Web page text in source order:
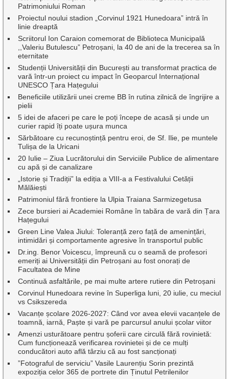
Patrimoniului Roman
Proiectul noului stadion „Corvinul 1921 Hunedoara” intră în
linie dreaptă
Scriitorul Ion Caraion comemorat de Biblioteca Municipală
,,Valeriu Butulescu” Petroșani, la 40 de ani de la trecerea sa în
eternitate
Studenții Universității din București au transformat practica de
vară într-un proiect cu impact în Geoparcul Internațional
UNESCO Țara Hațegului
Beneficiile utilizării unei creme BB în rutina zilnică de îngrijire a
pielii
5 idei de afaceri pe care le poți începe de acasă și unde un
curier rapid îți poate ușura munca
Sărbătoare cu recunoștință pentru eroi, de Sf. Ilie, pe muntele
Tulișa de la Uricani
20 Iulie – Ziua Lucrătorului din Serviciile Publice de alimentare
cu apă și de canalizare
„Istorie și Tradiții” la ediția a VIII-a a Festivalului Cetății
Mălăiești
Patrimoniul fără frontiere la Ulpia Traiana Sarmizegetusa
Zece bursieri ai Academiei Române în tabăra de vară din Țara
Hațegului
Green Line Valea Jiului: Toleranță zero față de amenințări,
intimidări și comportamente agresive în transportul public
Dr.ing. Benor Voicescu, împreună cu o seamă de profesori
emeriți ai Universității din Petroșani au fost onorați de
Facultatea de Mine
Continuă asfaltările, pe mai multe artere rutiere din Petroșani
Corvinul Hunedoara revine în Superliga luni, 20 iulie, cu meciul
vs Csikszereda
Vacanțe școlare 2026-2027: Când vor avea elevii vacanțele de
toamnă, iarnă, Paște și vară pe parcursul anului școlar viitor
Amenzi usturătoare pentru șoferii care circulă fără rovinietă:
Cum funcționează verificarea rovinietei și de ce mulți
conducători auto află târziu că au fost sancționați
”Fotograful de serviciu” Vasile Laurențiu Sorin prezintă
expoziția celor 365 de portrete din Ținutul Petrilenilor